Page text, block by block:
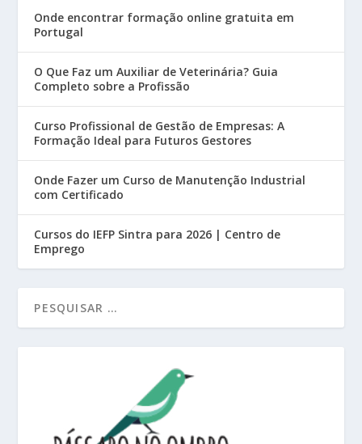
Onde encontrar formação online gratuita em
Portugal
O Que Faz um Auxiliar de Veterinária? Guia
Completo sobre a Profissão
Curso Profissional de Gestão de Empresas: A
Formação Ideal para Futuros Gestores
Onde Fazer um Curso de Manutenção Industrial
com Certificado
Cursos do IEFP Sintra para 2026 | Centro de
Emprego